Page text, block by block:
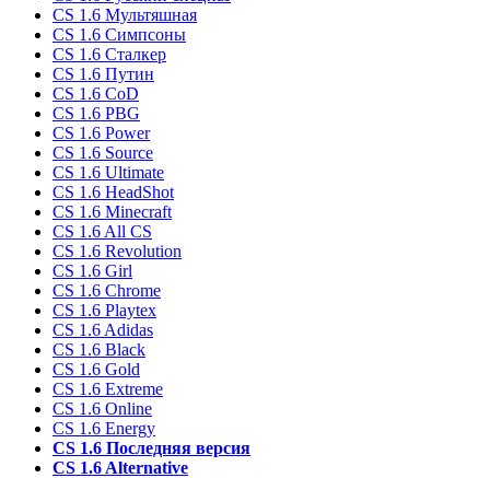
CS 1.6 Мультяшная
CS 1.6 Симпсоны
CS 1.6 Сталкер
CS 1.6 Путин
CS 1.6 CoD
CS 1.6 PBG
CS 1.6 Power
CS 1.6 Source
CS 1.6 Ultimate
CS 1.6 HeadShot
CS 1.6 Minecraft
CS 1.6 All CS
CS 1.6 Revolution
CS 1.6 Girl
CS 1.6 Chrome
CS 1.6 Playtex
CS 1.6 Adidas
CS 1.6 Black
CS 1.6 Gold
CS 1.6 Extreme
CS 1.6 Online
CS 1.6 Energy
CS 1.6 Последняя версия
CS 1.6 Alternative